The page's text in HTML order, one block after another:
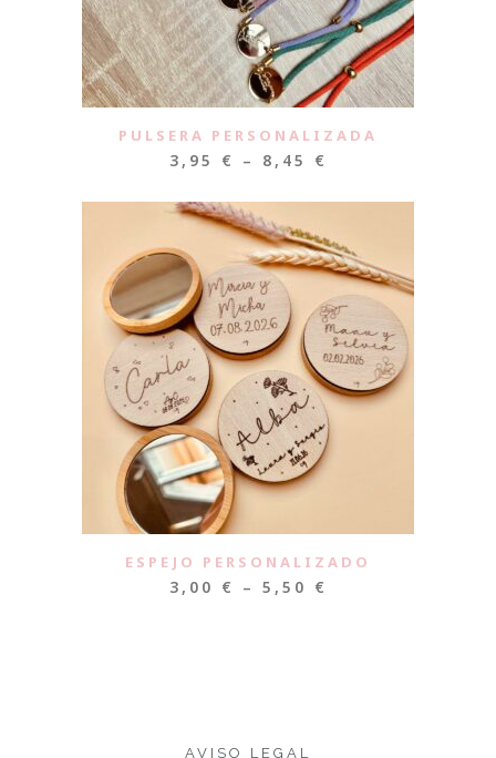
PULSERA PERSONALIZADA
3,95 € – 8,45 €
ESPEJO PERSONALIZADO
3,00 € – 5,50 €
AVISO LEGAL